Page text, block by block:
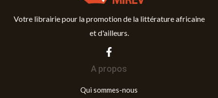
Votre librairie pour la promotion de la littérature africaine
et d'ailleurs.
A propos
Qui sommes-nous